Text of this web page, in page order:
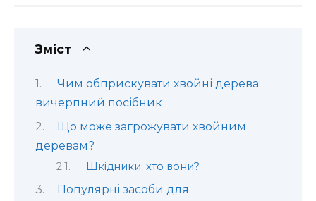
Зміст
Чим обприскувати хвойні дерева:
вичерпний посібник
Що може загрожувати хвойним
деревам?
Шкідники: хто вони?
Популярні засоби для